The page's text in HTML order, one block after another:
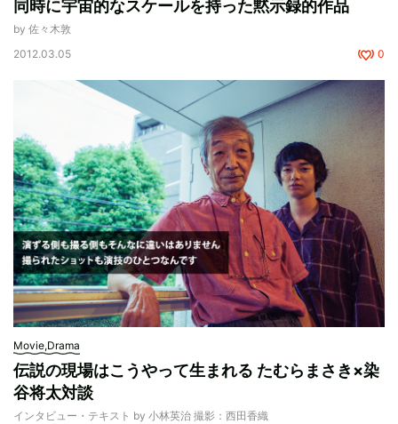
同時に宇宙的なスケールを持った黙示録的作品
by 佐々木敦
2012.03.05
0
Movie,Drama
伝説の現場はこうやって生まれる たむらまさき×染
谷将太対談
インタビュー・テキスト by 小林英治 撮影：西田香織